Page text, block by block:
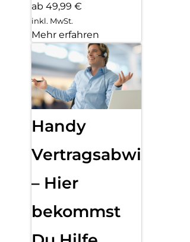
ab 49,99 €
inkl. MwSt.
Mehr erfahren
Handy
Vertragsabwicklung
– Hier
bekommst